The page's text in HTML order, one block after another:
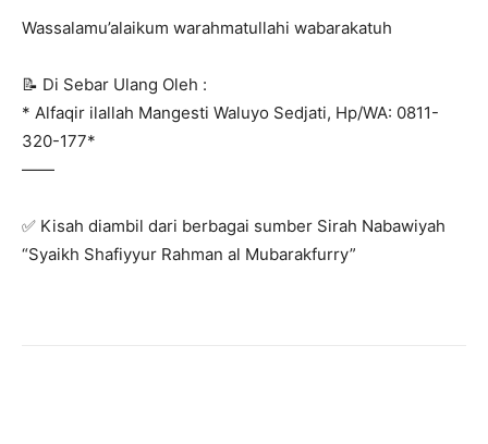
Wassalamu’alaikum warahmatullahi wabarakatuh
📝 Di Sebar Ulang Oleh :
* Alfaqir ilallah Mangesti Waluyo Sedjati, Hp/WA: 0811-
320-177*
——
✅ Kisah diambil dari berbagai sumber Sirah Nabawiyah
“Syaikh Shafiyyur Rahman al Mubarakfurry”